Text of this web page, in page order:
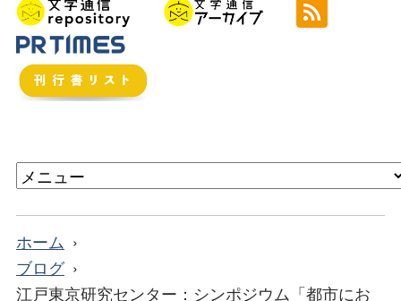
ホーム
ブログ
江戸東京研究センター：シンポジウム「都市にお